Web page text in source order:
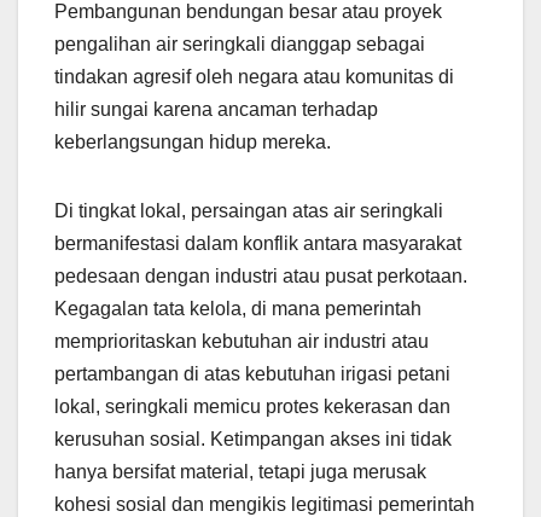
Pembangunan bendungan besar atau proyek
pengalihan air seringkali dianggap sebagai
tindakan agresif oleh negara atau komunitas di
hilir sungai karena ancaman terhadap
keberlangsungan hidup mereka.
Di tingkat lokal, persaingan atas air seringkali
bermanifestasi dalam konflik antara masyarakat
pedesaan dengan industri atau pusat perkotaan.
Kegagalan tata kelola, di mana pemerintah
memprioritaskan kebutuhan air industri atau
pertambangan di atas kebutuhan irigasi petani
lokal, seringkali memicu protes kekerasan dan
kerusuhan sosial. Ketimpangan akses ini tidak
hanya bersifat material, tetapi juga merusak
kohesi sosial dan mengikis legitimasi pemerintah